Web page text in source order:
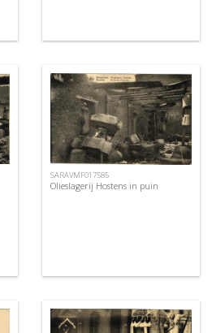
SARAVMF017585
Olieslagerij Hostens in puin